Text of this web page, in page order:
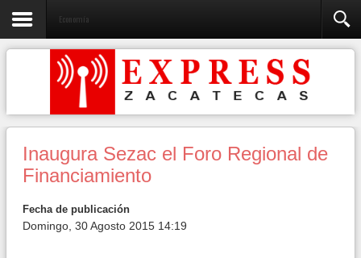
Economía
Inaugura Sezac el Foro Regional de
Financiamiento
Fecha de publicación
Domingo, 30 Agosto 2015 14:19